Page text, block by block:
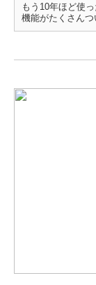
もう10年ほど使
機能がたくさんつ